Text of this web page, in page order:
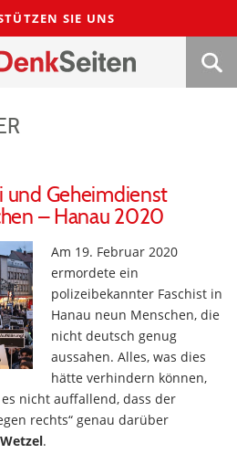
SIE UNS
und Geheimdienst
– Hanau 2020
Am 19. Februar 2020
ermordete ein
polizeibekannter Faschist in
Hanau neun Menschen, die
nicht deutsch genug
aussahen. Alles, was dies
hätte verhindern können,
nicht auffallend, dass der
rechts“ genau darüber
.